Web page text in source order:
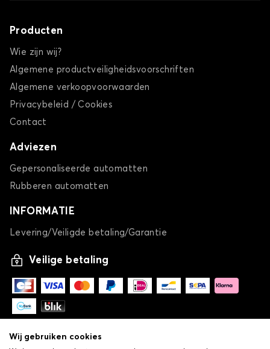
Producten
Wie zijn wij?
Algemene productveiligheidsvoorschriften
Algemene verkoopvoorwaarden
Privacybeleid / Cookies
Contact
Adviezen
Gepersonaliseerde automatten
Rubberen automatten
INFORMATIE
Levering/Veiligde betaling/Garantie
Veilige betaling
Wij gebruiken cookies